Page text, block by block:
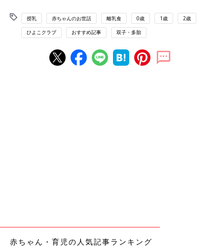
授乳 赤ちゃんのお世話 離乳食 0歳 1歳 2歳
ひよこクラブ おすすめ記事 双子・多胎
赤ちゃん・育児の人気記事ランキング